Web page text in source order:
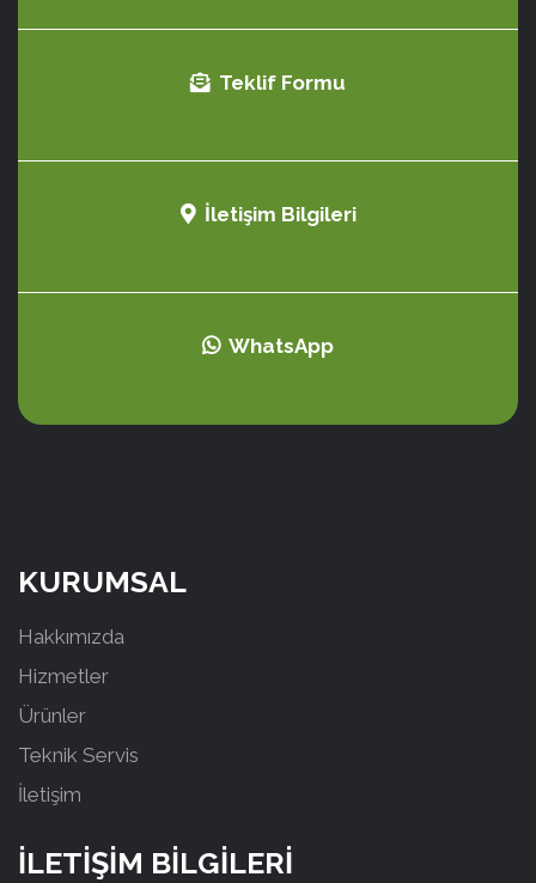
Teklif Formu
İletişim Bilgileri
WhatsApp
KURUMSAL
Hakkımızda
Hizmetler
Ürünler
Teknik Servis
İletişim
İLETİŞİM BİLGİLERİ